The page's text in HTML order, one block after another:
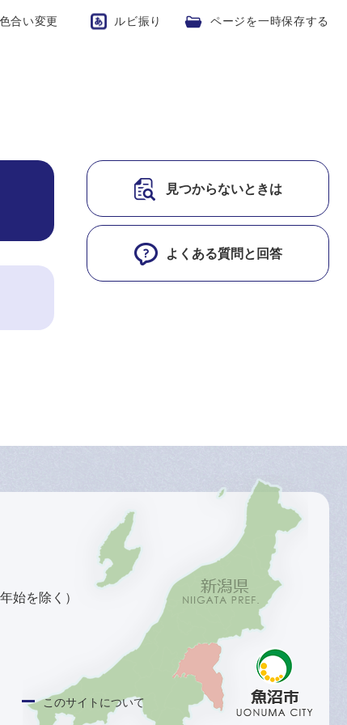
合い変更 ルビ振り ページを一時保存する
見つからないときは
よくある質問と回答
始を除く）
このサイトについて